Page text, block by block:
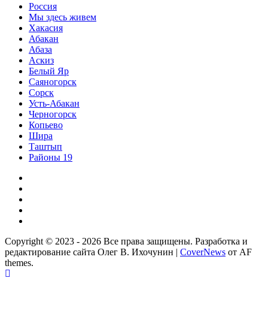
Россия
Мы здесь живем
Хакасия
Абакан
Абаза
Аскиз
Белый Яр
Саяногорск
Сорск
Усть-Абакан
Черногорск
Копьево
Шира
Таштып
Районы 19
Copyright © 2023 - 2026 Все права защищены. Разработка и
редактирование сайта Олег В. Ихочунин | CoverNews от AF
themes.